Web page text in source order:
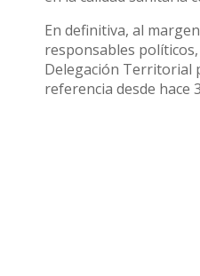
En definitiva, al
responsables
Delegación Territorial
referencia desde hace